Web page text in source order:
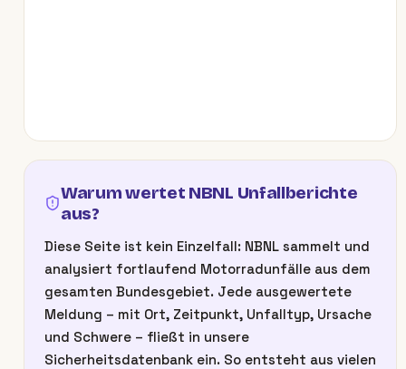
Warum wertet NBNL Unfallberichte
aus?
Diese Seite ist kein Einzelfall: NBNL sammelt und
analysiert fortlaufend Motorradunfälle aus dem
gesamten Bundesgebiet. Jede ausgewertete
Meldung – mit Ort, Zeitpunkt, Unfalltyp, Ursache
und Schwere – fließt in unsere
Sicherheitsdatenbank ein. So entsteht aus vielen